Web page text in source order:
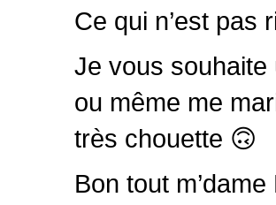
Ce qui n’est pas
Je vous souhaite
ou même me
très chouette 🙃
Bon tout m’dame